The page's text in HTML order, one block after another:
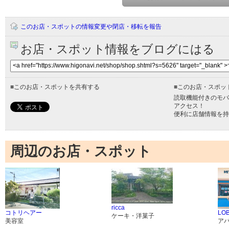
このお店・スポットの情報変更や閉店・移転を報告
お店・スポット情報をブログにはる
■ このお店・スポットを共有する ■ このお店・スポ
読取機能付きのモ
アクセス！
便利に店舗情報を
周辺のお店・スポット
コトリヘアー
美容室
ricca
ケーキ・洋菓子
ア